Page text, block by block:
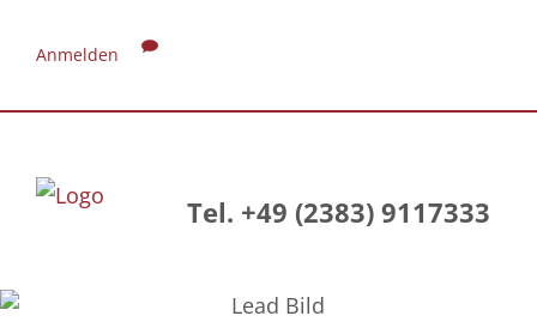
Anmelden
Tel. +49 (2383) 9117333